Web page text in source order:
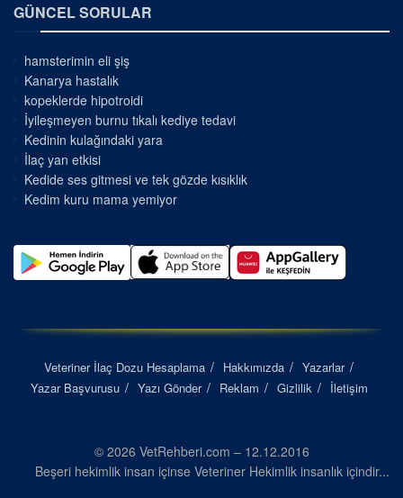
GÜNCEL SORULAR
hamsterimin eli şiş
Kanarya hastalık
kopeklerde hipotroidi
İyileşmeyen burnu tıkalı kediye tedavi
Kedinin kulağındaki yara
İlaç yan etkisi
Kedide ses gitmesi ve tek gözde kısıklık
Kedim kuru mama yemiyor
Veteriner İlaç Dozu Hesaplama Hakkımızda
Yazarlar
Yazar Başvurusu
Yazı Gönder Reklam Gizlilik İletişim
© 2026 VetRehberi.com – 12.12.2016
Beşeri hekimlik insan içinse Veteriner Hekimlik insanlık içindir...